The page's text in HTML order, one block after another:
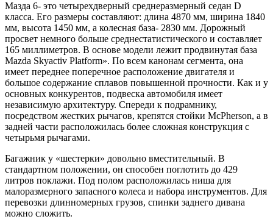
Мазда 6- это четырехдверный среднеразмерный седан D
класса. Его размеры составляют: длина 4870 мм, ширина 1840
мм, высота 1450 мм, а колесная база- 2830 мм. Дорожный
просвет немного больше среднестатистического и составляет
165 миллиметров. В основе модели лежит продвинутая база
Mazda Skyactiv Platform». По всем канонам сегмента, она
имеет переднее поперечное расположение двигателя и
большое содержание сплавов повышенной прочности. Как и у
основных конкурентов, подвеска автомобиля имеет
независимую архитектуру. Спереди к подрамнику,
посредством жестких рычагов, крепятся стойки McPherson, а в
задней части расположилась более сложная конструкция с
четырьмя рычагами.
Багажник у «шестерки» довольно вместительный. В
стандартном положении, он способен поглотить до 429
литров поклажи. Под полом расположилась ниша для
малоразмерного запасного колеса и набора инструментов. Для
перевозки длинномерных грузов, спинки заднего дивана
можно сложить.